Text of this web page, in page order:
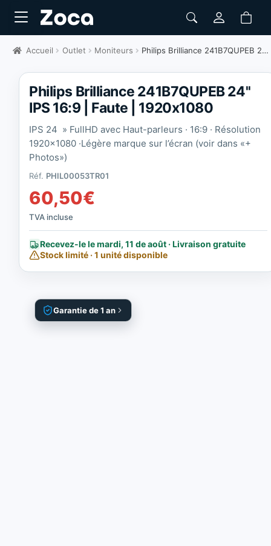
Accueil Outlet Moniteurs Philips Brilliance 241B7QUPEB 24" IPS 16:9 | Faute | 1920x1080
Garantie de 1 an
Philips Brilliance 241B7QUPEB 24''
IPS 16:9 | Faute | 1920x1080
IPS 24 » FullHD avec Haut-parleurs · 16:9 · Résolution
1920×1080 ·Légère marque sur l’écran (voir dans «+
Photos»)
Réf. PHIL00053TR01
60,50€
TVA incluse
Recevez-le le mardi, 11 de août · Livraison gratuite
Stock limité · 1 unité disponible